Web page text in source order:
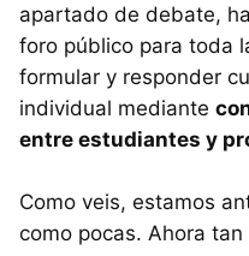
apartado de debate,
foro público para toda
formular y responder
individual mediante
entre estudiantes y
Como veis, estamos
como pocas. Ahora